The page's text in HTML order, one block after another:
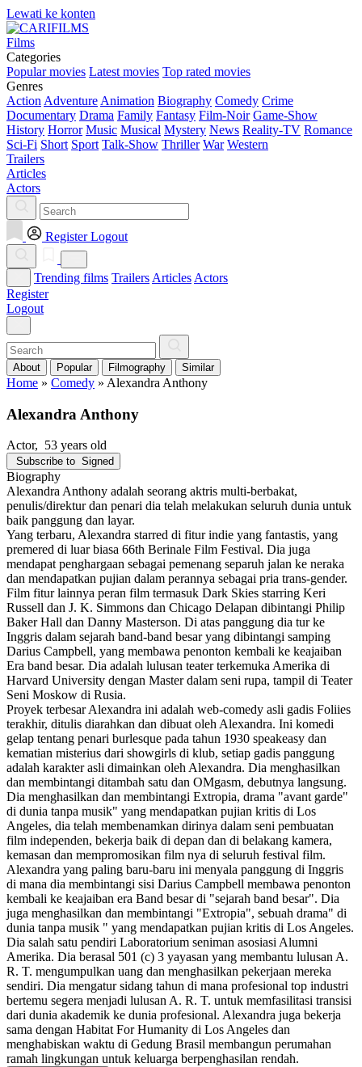
Lewati ke konten
Films
Categories
Popular movies Latest movies Top rated movies
Genres
Action Adventure Animation Biography Comedy Crime
Documentary Drama Family Fantasy Film-Noir Game-Show
History Horror Music Musical Mystery News Reality-TV Romance
Sci-Fi Short Sport Talk-Show Thriller War Western
Trailers
Articles
Actors
Register Logout
Trending films Trailers Articles Actors
Register
Logout
About Popular Filmography Similar
Home » Comedy » Alexandra Anthony
Alexandra Anthony
Actor, 53 years old
Subscribe to Signed
Biography
Alexandra Anthony adalah seorang aktris multi-berbakat,
penulis/direktur dan penari dia telah melakukan seluruh dunia untuk
baik panggung dan layar.
Yang terbaru, Alexandra starred di fitur indie yang fantastis, yang
premered di luar biasa 66th Berinale Film Festival. Dia juga
mendapat penghargaan sebagai pemenang separuh jalan ke neraka
dan mendapatkan pujian dalam perannya sebagai pria trans-gender.
Film fitur lainnya peran film termasuk Dark Skies starring Keri
Russell dan J. K. Simmons dan Chicago Delapan dibintangi Philip
Baker Hall dan Danny Masterson. Di atas panggung dia tur ke
Inggris dalam sejarah band-band besar yang dibintangi samping
Darius Campbell, yang membawa penonton kembali ke keajaiban
Era band besar. Dia adalah lulusan teater terkemuka Amerika di
Harvard University dengan Master dalam seni rupa, tampil di Teater
Seni Moskow di Rusia.
Proyek terbesar Alexandra ini adalah web-comedy asli gadis Foliies
terakhir, ditulis diarahkan dan dibuat oleh Alexandra. Ini komedi
gelap tentang penari burlesque pada tahun 1930 speakeasy dan
kematian misterius dari showgirls di klub, setiap gadis panggung
adalah karakter asli dimainkan oleh Alexandra. Dia menghasilkan
dan membintangi ditambah satu dan OMgasm, debutnya langsung.
Dia menghasilkan dan membintangi Extropia, drama "avant garde"
di dunia tanpa musik" yang mendapatkan pujian kritis di Los
Angeles, dia telah membenamkan dirinya dalam seni pembuatan
film independen, bekerja baik di depan dan di belakang kamera,
kemasan dan mempromosikan film nya di seluruh festival film.
Alexandra yang paling baru-baru ini menyala panggung di Inggris
di mana dia membintangi sisi Darius Campbell membawa penonton
kembali ke keajaiban era Band besar di "sejarah band besar". Dia
juga menghasilkan dan membintangi "Extropia", sebuah drama" di
dunia tanpa musik " yang mendapatkan pujian kritis di Los Angeles.
Dia salah satu pendiri Laboratorium seniman asosiasi Alumni
Amerika. Dia berasal 501 (c) 3 yayasan yang membantu lulusan A.
R. T. mengumpulkan uang dan menghasilkan pekerjaan mereka
sendiri. Dia mengatur sidang tahun di mana profesional top industri
bertemu segera menjadi lulusan A. R. T. untuk memfasilitasi transisi
dari dunia akademik ke dunia profesional. Alexandra juga bekerja
sama dengan Habitat For Humanity di Los Angeles dan
menghabiskan waktu di Gedung Brasil membangun perumahan
ramah lingkungan untuk keluarga berpenghasilan rendah.